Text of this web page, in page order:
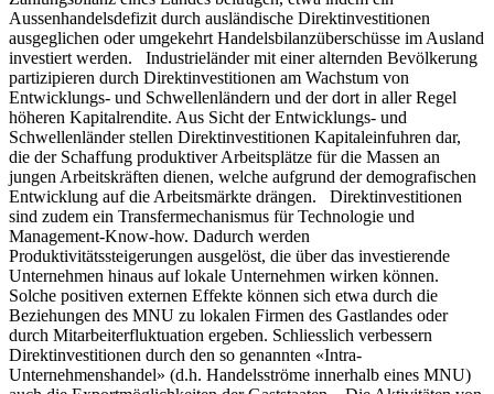
Aussenhandelsdefizit durch ausländische Direktinvestitionen
ausgeglichen oder umgekehrt Handelsbilanzüberschüsse im Ausland
investiert werden. Industrieländer mit einer alternden Bevölkerung
partizipieren durch Direktinvestitionen am Wachstum von
Entwicklungs- und Schwellenländern und der dort in aller Regel
höheren Kapitalrendite. Aus Sicht der Entwicklungs- und
Schwellenländer stellen Direktinvestitionen Kapitaleinfuhren dar,
die der Schaffung produktiver Arbeitsplätze für die Massen an
jungen Arbeitskräften dienen, welche aufgrund der demografischen
Entwicklung auf die Arbeitsmärkte drängen. Direktinvestitionen
sind zudem ein Transfermechanismus für Technologie und
Management-Know-how. Dadurch werden
Produktivitätssteigerungen ausgelöst, die über das investierende
Unternehmen hinaus auf lokale Unternehmen wirken können.
Solche positiven externen Effekte können sich etwa durch die
Beziehungen des MNU zu lokalen Firmen des Gastlandes oder
durch Mitarbeiterfluktuation ergeben. Schliesslich verbessern
Direktinvestitionen durch den so genannten «Intra-
Unternehmenshandel» (d.h. Handelsströme innerhalb eines MNU)